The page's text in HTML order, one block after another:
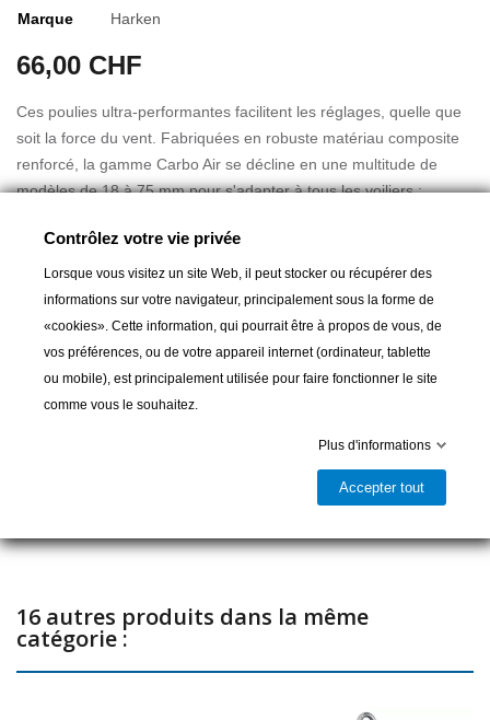
Marque
Harken
66,00 CHF
Ces poulies ultra-performantes facilitent les réglages, quelle que
soit la force du vent. Fabriquées en robuste matériau composite
renforcé, la gamme Carbo Air se décline en une multitude de
modèles de 18 à 75 mm pour s'adapter à tous les voiliers :
violons, à fixation par transfilage. Ces poulies sont idéales pour
les écoutes de grand-voile, foc et spi des dériveurs et voiliers de
régate, ainsi que les écoutes de réglage des bateaux de toute
taille.
Diamètre réa 57mm
Longueur 110mm
Poids 87gr
Lire la suite
Ajouter au panier
16 autres produits dans la même
catégorie :
Contrôlez votre vie privée
Lorsque vous visitez un site Web, il peut stocker ou récupérer des
informations sur votre navigateur, principalement sous la forme de
«cookies». Cette information, qui pourrait être à propos de vous, de
vos préférences, ou de votre appareil internet (ordinateur, tablette
ou mobile), est principalement utilisée pour faire fonctionner le site
comme vous le souhaitez.
Plus d'informations
Accepter tout